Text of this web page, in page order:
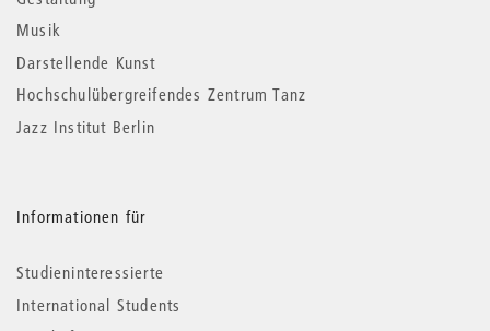
Musik
Darstellende Kunst
Hochschulübergreifendes Zentrum Tanz
Jazz Institut Berlin
Informationen für
Studieninteressierte
International Students